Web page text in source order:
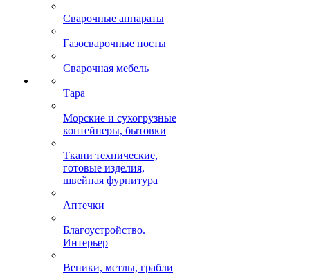
Сварочные аппараты
Газосварочные посты
Сварочная мебель
Тара
Морские и сухогрузные
контейнеры, бытовки
Ткани технические,
готовые изделия,
швейная фурнитура
Аптечки
Благоустройство.
Интерьер
Веники, метлы, грабли